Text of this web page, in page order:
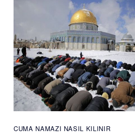
CUMA NAMAZI NASIL KILINIR